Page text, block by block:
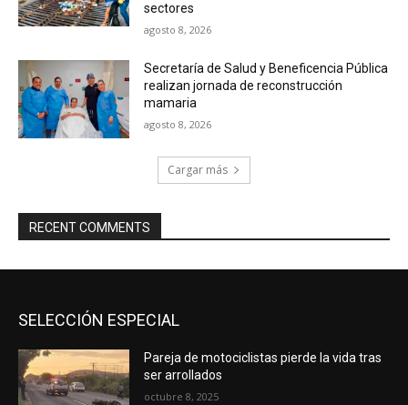
sectores
agosto 8, 2026
Secretaría de Salud y Beneficencia Pública
realizan jornada de reconstrucción
mamaria
agosto 8, 2026
Cargar más
RECENT COMMENTS
SELECCIÓN ESPECIAL
Pareja de motociclistas pierde la vida tras
ser arrollados
octubre 8, 2025